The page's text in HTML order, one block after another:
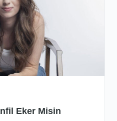
Eker Misin